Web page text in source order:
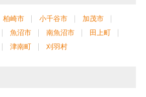
柏崎市 小千谷市
加茂市
魚沼市 南魚沼市
田上町
津南町 刈羽村